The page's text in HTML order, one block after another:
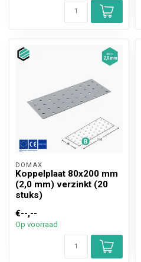
DOMAX
Koppelplaat 80x200 mm
(2,0 mm) verzinkt (20
stuks)
€--,--
Op voorraad